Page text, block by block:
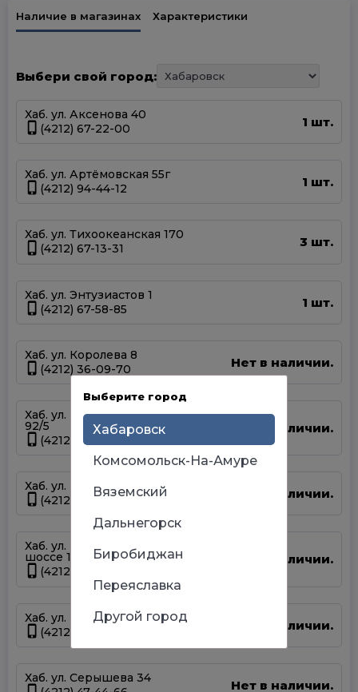
Наличие в магазинах Характеристики
Выбери свой город:
Хаб. ул. Аксенова 40
(4212) 67-22-00
1 шт.
Хаб. ул. Артёмовская 55г
(4212) 94-44-12
1 шт.
Хаб. ул. Тихоокеанская 170
(4212) 67-13-31
3 шт.
Хаб. ул. Энтузиастов 1
(4212) 67-58-85
1 шт.
Хаб. ул. Королева 8
(4212) 36-09-70
Нет в наличии.
Хаб. ул. Краснореченская
92/5
(4212) 900-111
Нет в наличии.
Хаб. ул. Магаданская 1А
(4212) 63-39-83
Нет в наличии.
Хаб. ул. Матвеевское
шоссе 13А
(4212) 69-93-93
Нет в наличии.
Хаб. ул. Панфиловцев 14Б
(4212) 63-22-47
Нет в наличии.
Хаб. ул. Серышева 34
Нет в наличии.
Выберите город
Хабаровск
Комсомольск-На-Амуре
Вяземский
Дальнегорск
Биробиджан
Переяславка
Другой город